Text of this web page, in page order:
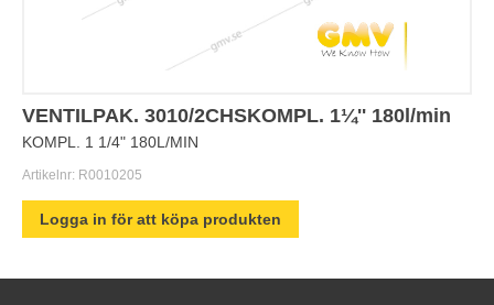
VENTILPAK. 3010/2CHSKOMPL. 1¼'' 180l/min
KOMPL. 1 1/4" 180L/MIN
Artikelnr: R0010205
Logga in för att köpa produkten